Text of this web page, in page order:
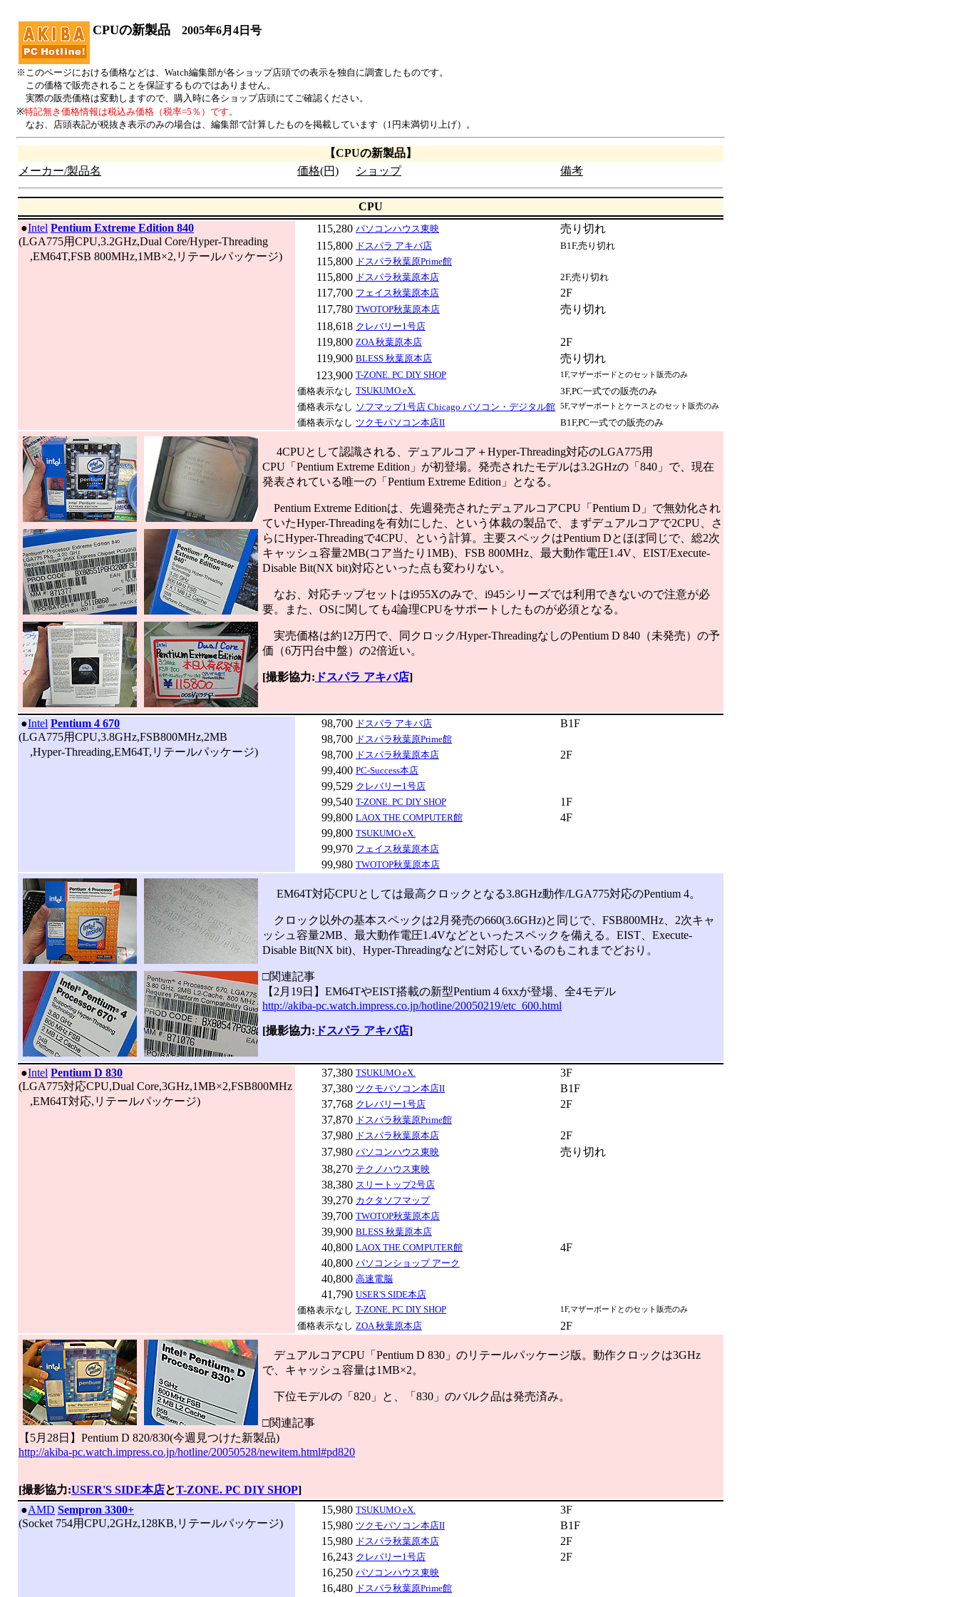
CPUの新製品 2005年6月4日号
※このページにおける価格などは、Watch編集部が各ショップ店頭での表示を独自に調査したものです。
この価格で販売されることを保証するものではありません。
実際の販売価格は変動しますので、購入時に各ショップ店頭にてご確認ください。
※特記無き価格情報は税込み価格（税率=5％）です。
なお、店頭表記が税抜き表示のみの場合は、編集部で計算したものを掲載しています（1円未満切り上げ）。
【CPUの新製品】
メーカー/製品名
価格(円) ショップ 備考
CPU
●Intel Pentium Extreme Edition 840
(LGA775用CPU,3.2GHz,Dual Core/Hyper-Threading
,EM64T,FSB 800MHz,1MB×2,リテールパッケージ)
115,280 パソコンハウス東映
売り切れ
115,800 ドスパラ アキバ店 B1F,売り切れ
115,800 ドスパラ秋葉原Prime館
115,800 ドスパラ秋葉原本店 2F,売り切れ
117,700 フェイス秋葉原本店
2F
117,780 TWOTOP秋葉原本店
売り切れ
118,618 クレバリー1号店
119,800 ZOA 秋葉原本店
2F
119,900 BLESS 秋葉原本店
売り切れ
123,900 T-ZONE. PC DIY SHOP 1F,マザーボードとのセット販売のみ
価格表示なし TSUKUMO eX.
3F,PC一式での販売のみ
価格表示なし ソフマップ1号店 Chicago パソコン・デジタル館 5F,マザーボートとケースとのセット販売のみ
価格表示なし ツクモパソコン本店II B1F,PC一式での販売のみ
4CPUとして認識される、デュアルコア＋Hyper-Threading対応のLGA775用
CPU「Pentium Extreme Edition」が初登場。発売されたモデルは3.2GHzの「840」で、現在
発表されている唯一の「Pentium Extreme Edition」となる。
Pentium Extreme Editionは、先週発売されたデュアルコアCPU「Pentium D」で無効化され
ていたHyper-Threadingを有効にした、という体裁の製品で、まずデュアルコアで2CPU、さ
らにHyper-Threadingで4CPU、という計算。主要スペックはPentium Dとほぼ同じで、総2次
キャッシュ容量2MB(コア当たり1MB)、FSB 800MHz、最大動作電圧1.4V、EIST/Execute-
Disable Bit(NX bit)対応といった点も変わりない。
なお、対応チップセットはi955Xのみで、i945シリーズでは利用できないので注意が必
要。また、OSに関しても4論理CPUをサポートしたものが必須となる。
実売価格は約12万円で、同クロック/Hyper-ThreadingなしのPentium D 840（未発売）の予
価（6万円台中盤）の2倍近い。
[撮影協力: ドスパラ アキバ店]
●Intel Pentium 4 670
(LGA775用CPU,3.8GHz,FSB800MHz,2MB
,Hyper-Threading,EM64T,リテールパッケージ)
98,700 ドスパラ アキバ店
B1F
98,700 ドスパラ秋葉原Prime館
98,700 ドスパラ秋葉原本店
2F
99,400 PC-Success本店
99,529 クレバリー1号店
99,540 T-ZONE. PC DIY SHOP
1F
99,800 LAOX THE COMPUTER館
4F
99,800 TSUKUMO eX.
99,970 フェイス秋葉原本店
99,980 TWOTOP秋葉原本店
EM64T対応CPUとしては最高クロックとなる3.8GHz動作/LGA775対応のPentium 4。
クロック以外の基本スペックは2月発売の660(3.6GHz)と同じで、FSB800MHz、2次キャ
ッシュ容量2MB、最大動作電圧1.4Vなどといったスペックを備える。EIST、Execute-
Disable Bit(NX bit)、Hyper-Threadingなどに対応しているのもこれまでどおり。
□関連記事
【2月19日】EM64TやEIST搭載の新型Pentium 4 6xxが登場、全4モデル
http://akiba-pc.watch.impress.co.jp/hotline/20050219/etc_600.html
[撮影協力: ドスパラ アキバ店]
●Intel Pentium D 830
(LGA775対応CPU,Dual Core,3GHz,1MB×2,FSB800MHz
,EM64T対応,リテールパッケージ)
37,380 TSUKUMO eX.
3F
37,380 ツクモパソコン本店II
B1F
37,768 クレバリー1号店
2F
37,870 ドスパラ秋葉原Prime館
37,980 ドスパラ秋葉原本店
2F
37,980 パソコンハウス東映
売り切れ
38,270 テクノハウス東映
38,380 スリートップ2号店
39,270 カクタソフマップ
39,700 TWOTOP秋葉原本店
39,900 BLESS 秋葉原本店
40,800 LAOX THE COMPUTER館
4F
40,800 パソコンショップ アーク
40,800 高速電脳
41,790 USER'S SIDE本店
価格表示なし T-ZONE. PC DIY SHOP 1F,マザーボードとのセット販売のみ
価格表示なし ZOA 秋葉原本店 2F
デュアルコアCPU「Pentium D 830」のリテールパッケージ版。動作クロックは3GHz
で、キャッシュ容量は1MB×2。
下位モデルの「820」と、「830」のバルク品は発売済み。
□関連記事
【5月28日】Pentium D 820/830(今週見つけた新製品)
http://akiba-pc.watch.impress.co.jp/hotline/20050528/newitem.html#pd820
[撮影協力:USER'S SIDE本店とT-ZONE. PC DIY SHOP]
●AMD Sempron 3300+
(Socket 754用CPU,2GHz,128KB,リテールパッケージ)
15,980 TSUKUMO eX.
3F
15,980 ツクモパソコン本店II
B1F
15,980 ドスパラ秋葉原本店
2F
16,243 クレバリー1号店
2F
16,250 パソコンハウス東映
16,480 ドスパラ秋葉原Prime館